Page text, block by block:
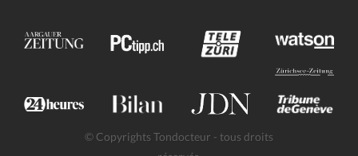
© Copyrights Tondocteur - tous droits